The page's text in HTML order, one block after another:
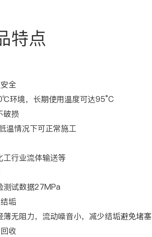
特点
全
环境，长期使用温度可达95°C
破损
温情况下可正常施工
工行业流体输送等
测试数据27MPa
垢
薄无阻力，流动噪音小，减少结垢避免堵塞
收